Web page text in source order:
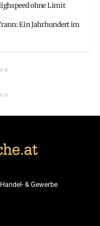
ohne Limit
Ein Jahrhundert im
& Gewerbe